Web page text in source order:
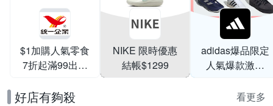
$1加購人氣零食
7折起滿99出貨
NIKE 限時優惠
結帳$1299
adidas爆品限定
人氣爆款激降
好店有夠殺 看更多